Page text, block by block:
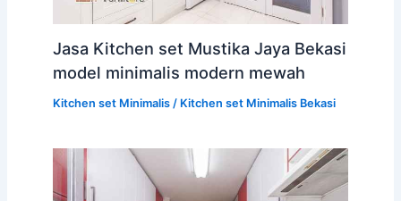
Jasa Kitchen set Mustika Jaya Bekasi
model minimalis modern mewah
Kitchen set Minimalis/ Kitchen set Minimalis Bekasi